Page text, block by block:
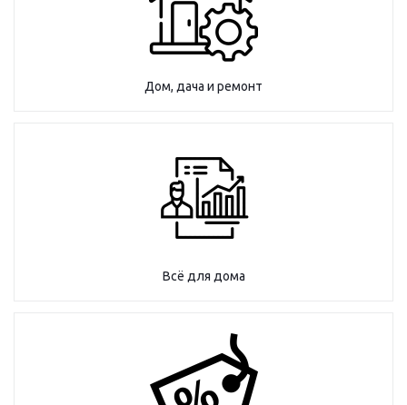
Дом, дача и ремонт
Всё для дома